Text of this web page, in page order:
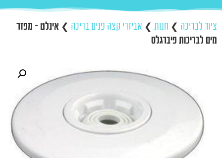
ציוד לבריכה ❯ חנות ❯ אביזרי קצה פנים בריכה ❯ אינלט – מפזר
מים לבריכות פיברגלס